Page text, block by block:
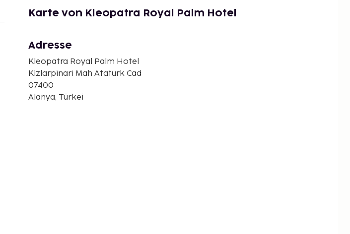
Karte von Kleopatra Royal Palm Hotel
Adresse
Kleopatra Royal Palm Hotel
Kizlarpinari Mah Ataturk Cad
07400
Alanya, Türkei